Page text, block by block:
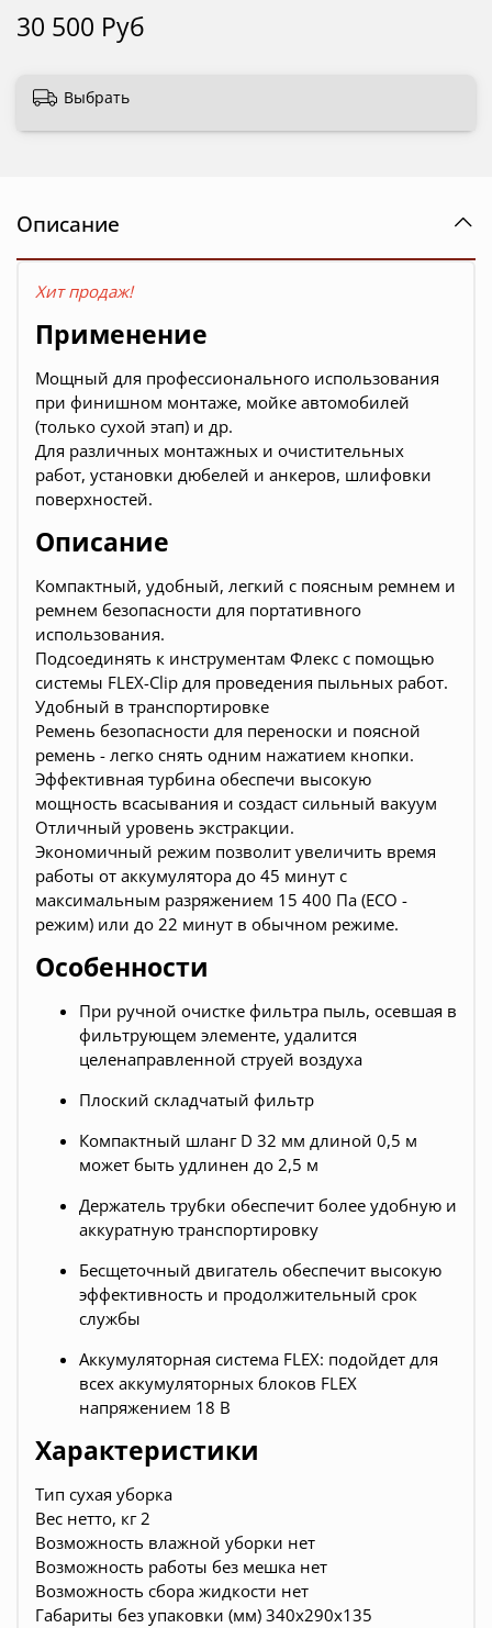
30 500 Руб
Выбрать
Описание
Хит продаж!
Применение
Мощный для профессионального использования
при финишном монтаже, мойке автомобилей
(только сухой этап) и др.
Для различных монтажных и очистительных
работ, установки дюбелей и анкеров, шлифовки
поверхностей.
Описание
Компактный, удобный, легкий с поясным ремнем и
ремнем безопасности для портативного
использования.
Подсоединять к инструментам Флекс с помощью
системы FLEX-Clip для проведения пыльных работ.
Удобный в транспортировке
Ремень безопасности для переноски и поясной
ремень - легко снять одним нажатием кнопки.
Эффективная турбина обеспечи высокую
мощность всасывания и создаст сильный вакуум
Отличный уровень экстракции.
Экономичный режим позволит увеличить время
работы от аккумулятора до 45 минут с
максимальным разряжением 15 400 Па (ECO -
режим) или до 22 минут в обычном режиме.
Особенности
При ручной очистке фильтра пыль, осевшая в
фильтрующем элементе, удалится
целенаправленной струей воздуха
Плоский складчатый фильтр
Компактный шланг D 32 мм длиной 0,5 м
может быть удлинен до 2,5 м
Держатель трубки обеспечит более удобную и
аккуратную транспортировку
Бесщеточный двигатель обеспечит высокую
эффективность и продолжительный срок
службы
Аккумуляторная система FLEX: подойдет для
всех аккумуляторных блоков FLEX
напряжением 18 В
Характеристики
Тип сухая уборка
Вес нетто, кг 2
Возможность влажной уборки нет
Возможность работы без мешка нет
Возможность сбора жидкости нет
Габариты без упаковки (мм) 340х290х135